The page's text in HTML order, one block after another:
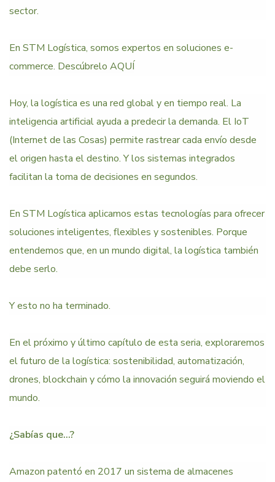
sector.
En STM Logística, somos expertos en soluciones e-
commerce. Descúbrelo AQUÍ
Hoy, la logística es una red global y en tiempo real. La
inteligencia artificial ayuda a predecir la demanda. El IoT
(Internet de las Cosas) permite rastrear cada envío desde
el origen hasta el destino. Y los sistemas integrados
facilitan la toma de decisiones en segundos.
En STM Logística aplicamos estas tecnologías para ofrecer
soluciones inteligentes, flexibles y sostenibles. Porque
entendemos que, en un mundo digital, la logística también
debe serlo.
Y esto no ha terminado.
En el próximo y último capítulo de esta seria, exploraremos
el futuro de la logística: sostenibilidad, automatización,
drones, blockchain y cómo la innovación seguirá moviendo el
mundo.
¿Sabías que…?
Amazon patentó en 2017 un sistema de almacenes